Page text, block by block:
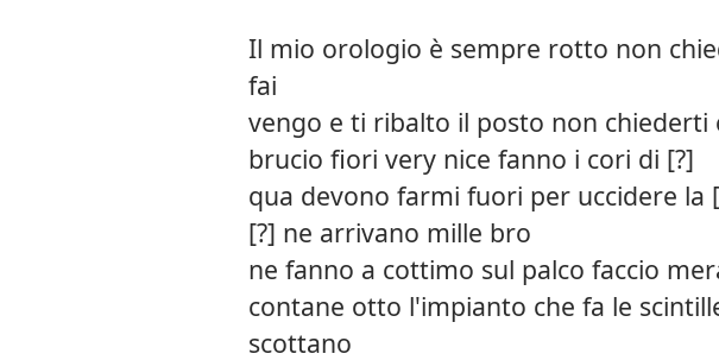
Il mio orologio è sempre rotto non
fai
vengo e ti ribalto il posto non chiederti
brucio fiori very nice fanno i cori di [?]
qua devono farmi fuori per uccidere la
[?] ne arrivano mille bro
ne fanno a cottimo sul palco faccio
contane otto l'impianto che fa le
scottano